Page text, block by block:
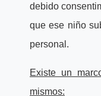
debido
que ese niño
personal.
Existe un
mismos: